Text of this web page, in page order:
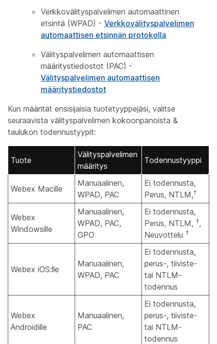
Verkkovälityspalvelimen automaattinen
etsintä (WPAD) - Verkkovälityspalvelimen
automaattisen etsinnän protokolla
Välityspalvelimen automaattisen
määritystiedostot (PAC) -
Välityspalvelimen automaattisen
määritystiedostot
Kun määrität ensisijaisia tuotetyyppejäsi, valitse
seuraavista välityspalvelimen kokoonpanoista &
taulukon todennustyypit:
Tuote
Välityspalvelimen
määritys
Todennustyyppi
Webex Macille
Manuaalinen,
WPAD, PAC
Ei todennusta,
Perus, NTLM,†
Webex
Windowsille
Manuaalinen,
WPAD, PAC,
GPO
Ei todennusta,
Perus, NTLM, †,
Neuvottelu †
Webex iOS:lle
Manuaalinen,
WPAD, PAC
Ei todennusta,
perus-, tiiviste-
tai NTLM-
todennus
Webex
Androidille
Manuaalinen,
PAC
Ei todennusta,
perus-, tiiviste-
tai NTLM-
todennus